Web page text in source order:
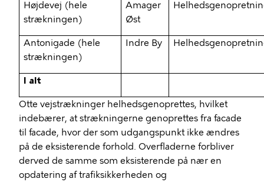
Højdevej (hele
strækningen)
Amager
Øst
Antonigade (hele
strækningen)
Indre By
I alt
Otte vejstrækninger helhedsgenoprettes, hvilket
indebærer, at strækningerne genoprettes fra facade
til facade, hvor der som udgangspunkt ikke ændres
på de eksisterende forhold. Overfladerne forbliver
derved de samme som eksisterende på nær en
opdatering af trafiksikkerheden og